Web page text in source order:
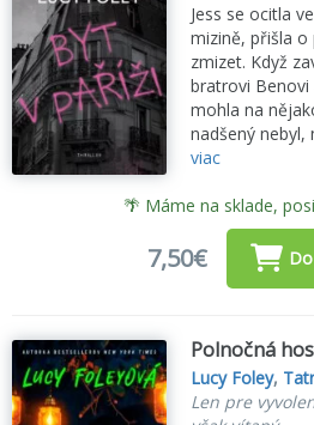
Jess se ocitla
mizině, přišla
zmizet. Když
bratrovi
mohla na
nadšený nebyl,
viac
🌴 Máme na sklade,
7,50€
Polnočná
Lucy Foley,
Len pre